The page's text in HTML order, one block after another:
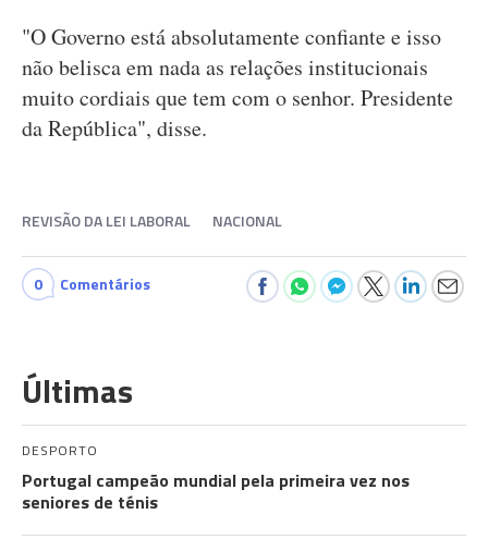
"O Governo está absolutamente confiante e isso
não belisca em nada as relações institucionais
muito cordiais que tem com o senhor. Presidente
da República", disse.
REVISÃO DA LEI LABORAL NACIONAL
0 Comentários
Últimas
DESPORTO
Portugal campeão mundial pela primeira vez nos
seniores de ténis